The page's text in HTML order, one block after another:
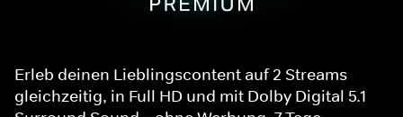
Erleb deinen Lieblingscontent auf 2 Streams
gleichzeitig, in Full HD und mit Dolby Digital 5.1